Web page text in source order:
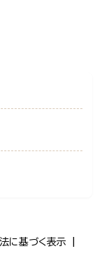
に基づく表示